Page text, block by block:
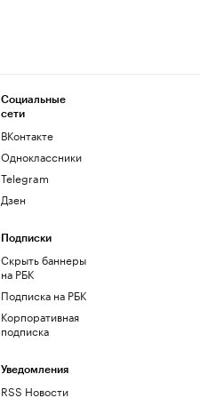
Социальные
сети
ВКонтакте
Одноклассники
Telegram
Дзен
Подписки
Скрыть баннеры
на РБК
Подписка на РБК
Корпоративная
подписка
Уведомления
RSS Новости